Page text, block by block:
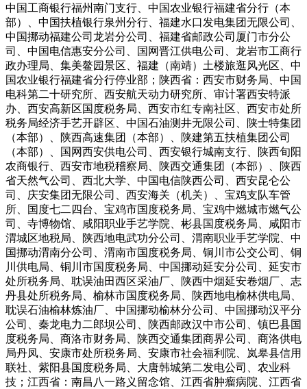
中国工商银行福州南门支行、中国农业银行福建省分行（本
部）、中国扶植银行泉州分行、福建水口发电集团无限公司、
中国挪动福建公司龙岩分公司、福建省邮政公司厦门市分公
司、中国电信惠安分公司、国网晋江供电公司、龙岩市工商行
政办理局、集美鳌园景区、福建（南靖）土楼旅逛风光区、中
国农业银行福建省分行停业部；陕西省：西安市财务局、中国
电科第二十研究所、西安航天动力研究所、审计署西安特派
办、西安高新区国度税务局、西安市红专南社区、西安市处所
税务局经济手艺开辟区、中国石油测井无限公司、陕士特集团
（本部）、陕西高速集团（本部）、陕建第五扶植集团公司
（本部）、国网西安供电公司、西安银行城南支行、陕西旬阳
农商银行、西安市地税稽察局、陕西交通集团（本部）、陕西
省天然气公司、西北大学、中国电信陕西公司、西安昆仑公
司、庆安集团无限公司、西安海关（机关）、宝鸡支队车管
所、国度七二四台、宝鸡市国度税务局、宝鸡中燃城市燃气公
司、寺博物馆、咸阳职业手艺学院、彬县国度税务局、咸阳市
渭城区地税局、陕西地电武功分公司、渭南职业手艺学院、中
国挪动渭南分公司、渭南市国度税务局、铜川市公交公司、铜
川供电局、铜川市国度税务局、中国挪动延安分公司、延安市
处所税务局、耽误油田西区采油厂、陕西中烟延安卷烟厂、志
丹县处所税务局、榆林市国度税务局、陕西地电榆林供电局、
耽误石油榆林炼油厂、中国挪动榆林分公司、中国挪动汉平分
公司、秦龙电力二郎坝公司、陕西邮政汉中市公司、镇巴县国
度税务局、商洛市财务局、陕西交通集团商界公司、商洛供电
局丹凤、安康市处所税务局、安康市社会福利院、岚皋县信用
联社、紫阳县国度税务局、大唐韩城第二发电公司、农业科
技；江西省：南昌八一路义留念馆、江西省肿瘤病院、江西省